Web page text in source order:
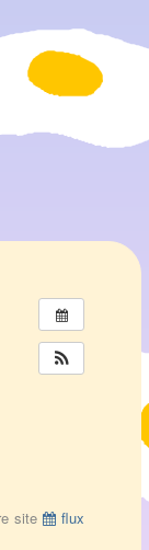
site
flux